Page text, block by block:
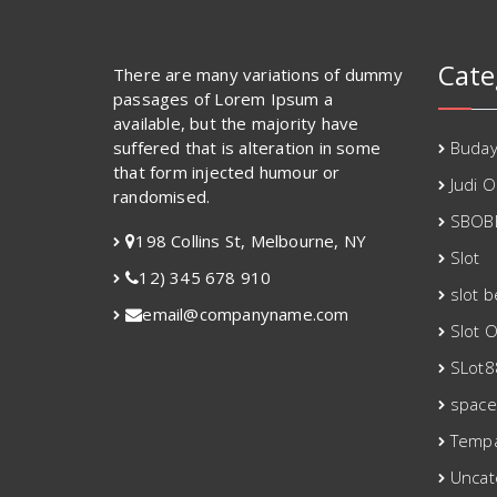
There are many variations of dummy
passages of Lorem Ipsum a
available, but the majority have
suffered that is alteration in some
that form injected humour or
randomised.
198 Collins St, Melbourne, NY
12) 345 678 910
email@companyname.com
Judi
Slot
slot
Slot